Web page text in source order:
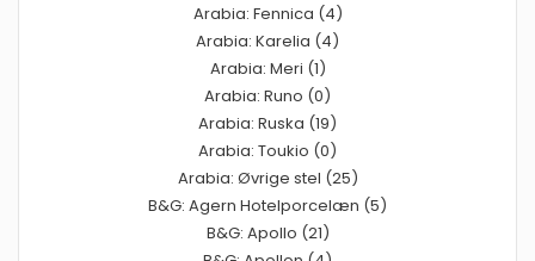
Arabia: Fennica (4)
Arabia: Karelia (4)
Arabia: Meri (1)
Arabia: Runo (0)
Arabia: Ruska (19)
Arabia: Toukio (0)
Arabia: Øvrige stel (25)
B&G: Agern Hotelporcelæn (5)
B&G: Apollo (21)